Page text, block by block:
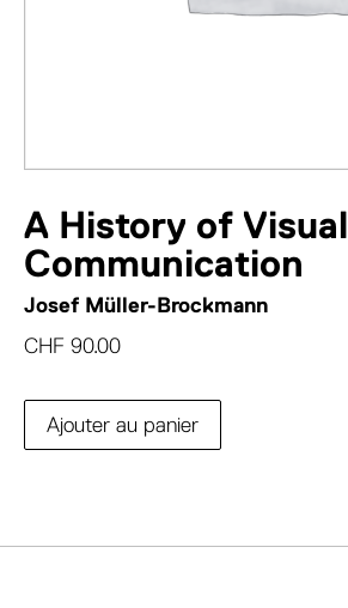
A History of Visual
Communication
Josef Müller-Brockmann
CHF 90.00
Ajouter au panier